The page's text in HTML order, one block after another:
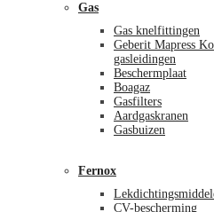
Gas
Gas knelfittingen
Geberit Mapress
gasleidingen
Beschermplaat
Boagaz
Gasfilters
Aardgaskranen
Gasbuizen
Fernox
CV-bescherming